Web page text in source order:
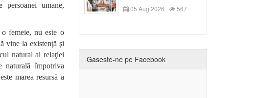
umane,
femeie, nu este o
vine la existenţă şi
natural al relaţiei
naturală împotriva
marea resursă a
05 Aug 2026 567
Gaseste-ne pe Facebook